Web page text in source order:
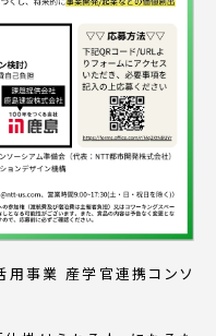
用事業 産学官連携コンソ